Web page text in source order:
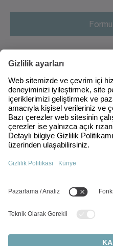
Anguilla
Antarktika
Antigua ve Barbuda
Arjantin
Arnavutluk
Aruba
Esentepe
Kartal-
34870
Türkiye
+90 216
En popüler konular:
Ürünlere Genel Bakış
Servo Redüktörler